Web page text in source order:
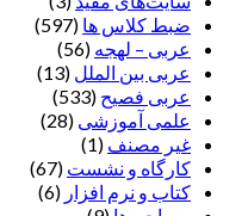
ضبط کلاس ها (597)
عربی – لهجه (56)
عربی بین الملل (13)
عربی فصیح (533)
علمی آموزشی (28)
غير مصنف (1)
کارگاه و نشست (67)
کتاب و نرم افزار (6)